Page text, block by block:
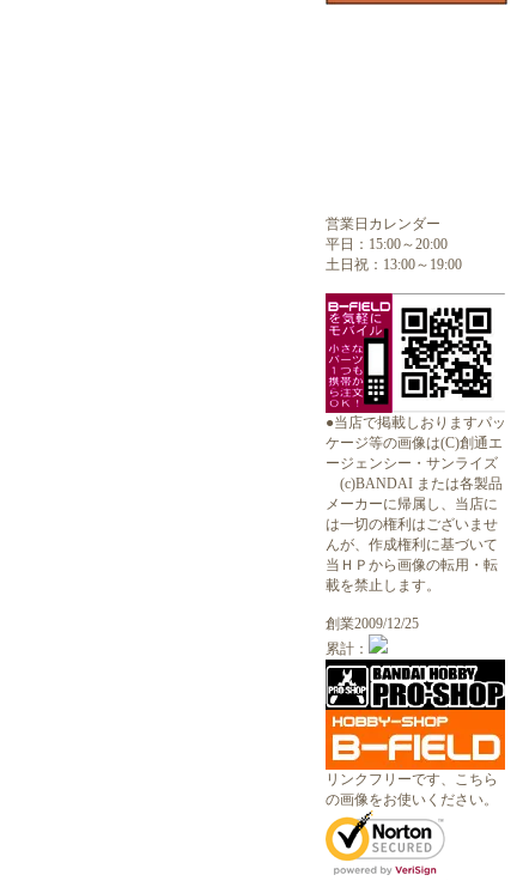
営業日カレンダー
平日：15:00～20:00
土日祝：13:00～19:00
●当店で掲載しおりますパッ
ケージ等の画像は(C)創通エ
ージェンシー・サンライズ
(c)BANDAI または各製品
メーカーに帰属し、当店に
は一切の権利はございませ
んが、作成権利に基づいて
当ＨＰから画像の転用・転
載を禁止します。
創業2009/12/25
累計：
リンクフリーです、こちら
の画像をお使いください。